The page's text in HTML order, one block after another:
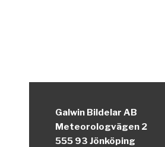
Galwin Bildelar AB
Meteorologvägen 2
555 93 Jönköping